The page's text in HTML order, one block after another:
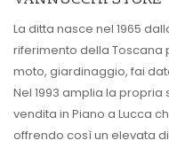
La ditta nasce nel 1965
riferimento della Toscana
moto, giardinaggio, fai
Nel 1993 amplia la
vendita in Piano a Lucca
offrendo così un elevata